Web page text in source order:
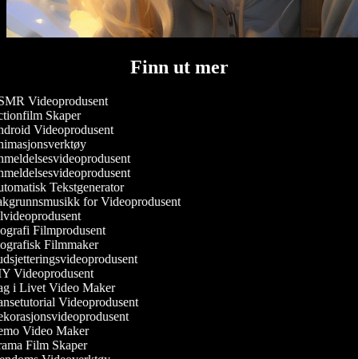
Finn ut mer
Videoprodusent
Skaper
Videoprodusent
Tekstgenerator
for Videoprodusent
Filmprodusent
Filmmaker
Videoprodusent
i Livet Video Maker
Videoprodusent
Video Maker
Film Skaper